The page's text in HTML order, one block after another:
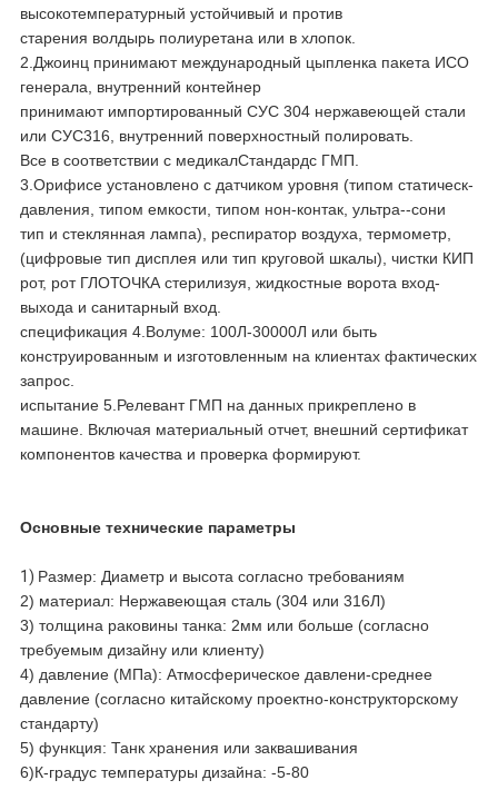
высокотемпературный устойчивый и против
старения волдырь полиуретана или в хлопок.
2.Джоинц принимают международный цыпленка пакета ИСО
генерала, внутренний контейнер
принимают импортированный СУС 304 нержавеющей стали
или СУС316, внутренний поверхностный полировать.
Все в соответствии с медикалСтандардс ГМП.
3.Орифисе установлено с датчиком уровня (типом статическ-
давления, типом емкости, типом нон-контак, ультра--сони
тип и стеклянная лампа), респиратор воздуха, термометр,
(цифровые тип дисплея или тип круговой шкалы), чистки КИП
рот, рот ГЛОТОЧКА стерилизуя, жидкостные ворота вход-
выхода и санитарный вход.
спецификация 4.Волуме: 100Л-30000Л или быть
конструированным и изготовленным на клиентах фактических
запрос.
испытание 5.Релевант ГМП на данных прикреплено в
машине. Включая материальный отчет, внешний сертификат
компонентов качества и проверка формируют.
Основные технические параметры
1) Размер: Диаметр и высота согласно требованиям
2) материал: Нержавеющая сталь (304 или 316Л)
3) толщина раковины танка: 2мм или больше (согласно
требуемым дизайну или клиенту)
4) давление (МПа): Атмосферическое давлени-среднее
давление (согласно китайскому проектно-конструкторскому
стандарту)
5) функция: Танк хранения или заквашивания
6)К-градус температуры дизайна: -5-80